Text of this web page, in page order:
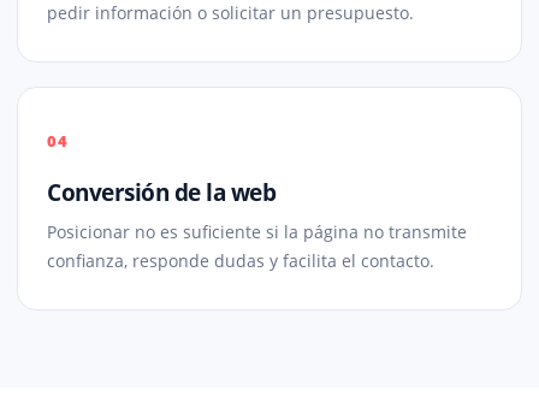
pedir información o solicitar un presupuesto.
04
Conversión de la web
Posicionar no es suficiente si la página no transmite
confianza, responde dudas y facilita el contacto.